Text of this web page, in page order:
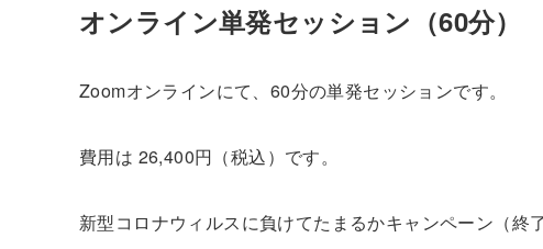
オンライン単発セッション（60分）
Zoomオンラインにて、60分の単発セッションです。
費用は 26,400円（税込）です。
新型コロナウィルスに負けてたまるかキャンペーン（終